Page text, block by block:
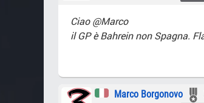
Ciao @Marco
il GP è Bahrein non Spagna.
Marco Borgonovo